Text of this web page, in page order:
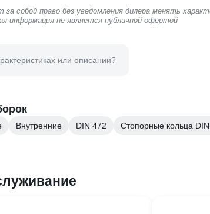
за собой право без уведомления дилера менять
информация не является публичной офертой
или описании?
Внутренние DIN 472 Стопорные кольца